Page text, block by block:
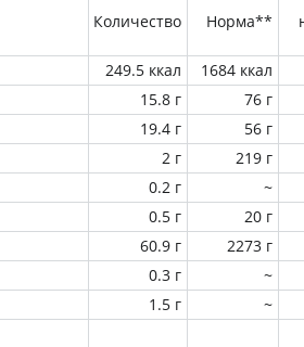
Количество Норма**
249.5 ккал 1684 ккал
15.8 г 76 г
19.4 г 56 г
2 г 219 г
0.2 г
~
0.5 г 20 г
60.9 г 2273 г
0.3 г
~
1.5 г ~